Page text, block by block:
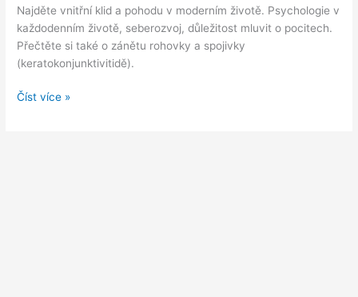
Najděte vnitřní klid a pohodu v moderním životě. Psychologie v
každodenním životě, seberozvoj, důležitost mluvit o pocitech.
Přečtěte si také o zánětu rohovky a spojivky
(keratokonjunktivitidě).
Zánět
Číst více »